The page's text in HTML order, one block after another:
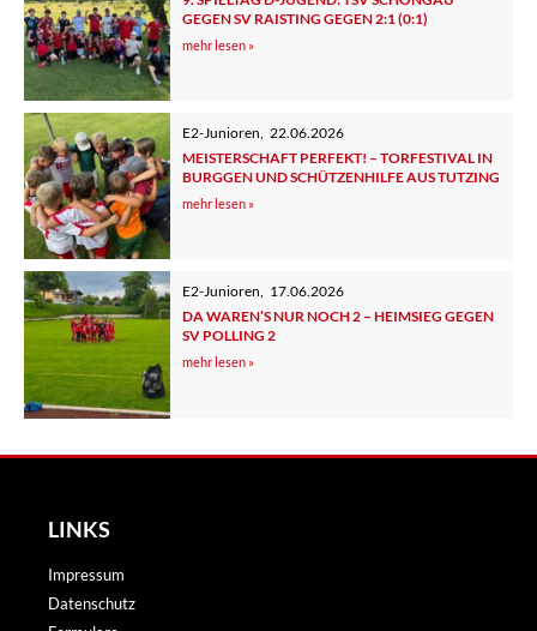
GEGEN SV RAISTING GEGEN 2:1 (0:1)
mehr lesen »
E2-Junioren
22.06.2026
MEISTERSCHAFT PERFEKT! – TORFESTIVAL IN
BURGGEN UND SCHÜTZENHILFE AUS TUTZING
mehr lesen »
E2-Junioren, 17.06.2026
DA WAREN’S NUR NOCH 2 – HEIMSIEG GEGEN
SV POLLING 2
mehr lesen »
LINKS
Impressum
Datenschutz